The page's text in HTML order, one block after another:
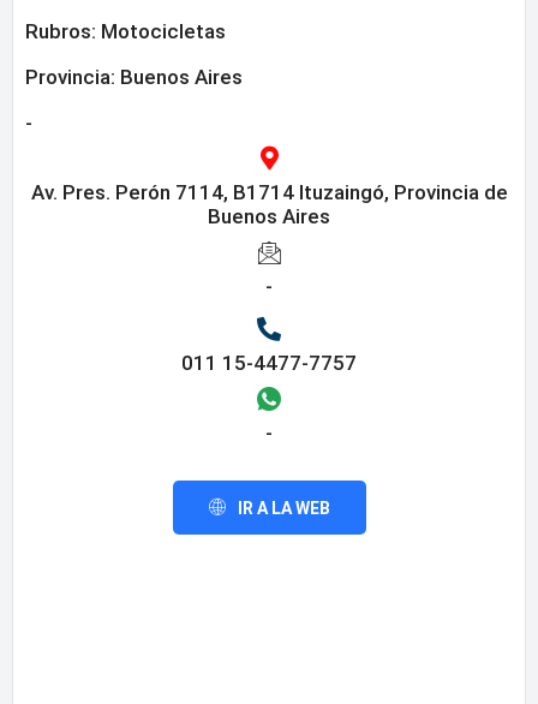
Rubros: Motocicletas
Provincia: Buenos Aires
-
Av. Pres. Perón 7114, B1714 Ituzaingó, Provincia de
Buenos Aires
-
011 15-4477-7757
-
IR A LA WEB